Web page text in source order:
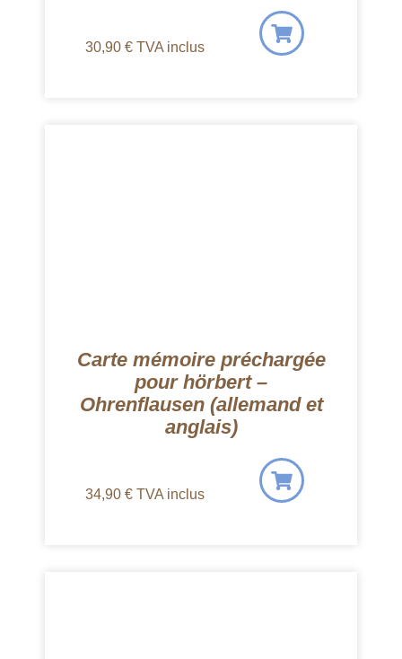
30,90 € TVA inclus
Carte mémoire préchargée
pour hörbert –
Ohrenflausen (allemand et
anglais)
34,90 € TVA inclus